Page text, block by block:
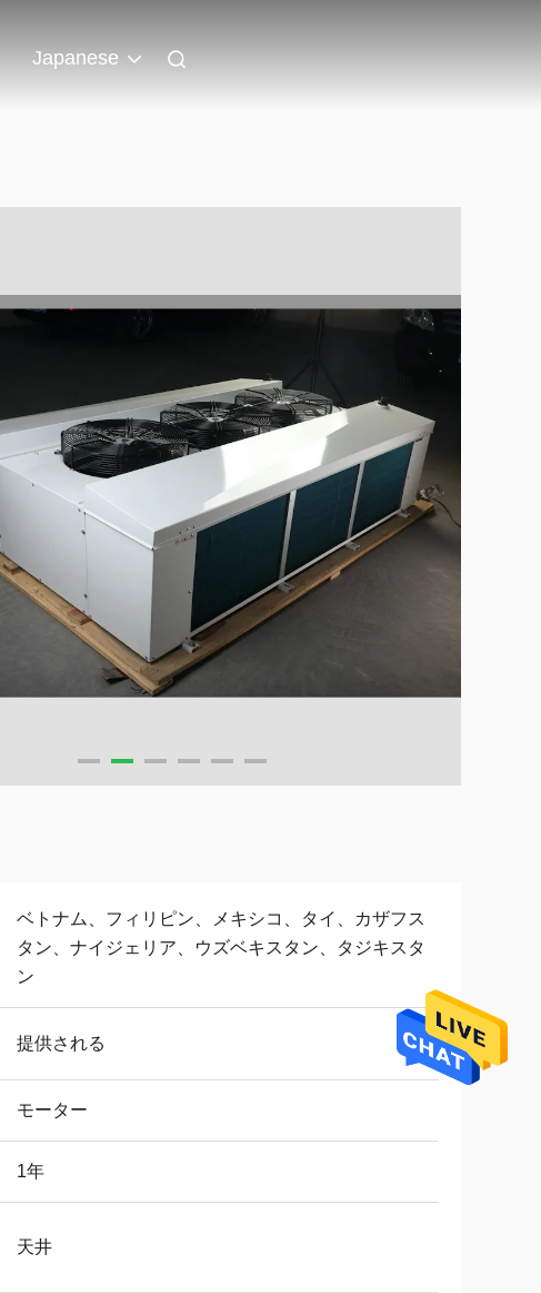
Japanese
ベトナム、フィリピン、メキシコ、タイ、カザフス
タン、ナイジェリア、ウズベキスタン、タジキスタ
ン
提供される
モーター
1年
天井